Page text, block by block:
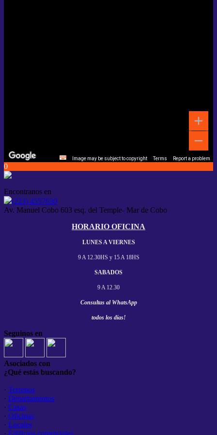
Image may be subject to copyright Terms Report a problem
0
Encontranos en
(223) 4557630
Av. Manuel Cobo 603 esq. del Temple- Mar de Cobo
HORARIO OFICINA
LUNES A VIERNES
9 A 12.30HS y 15 A 18HS
SABADOS
9 A 12.30
Consultas al WhatsApp
todos los días!
Seguinos en
Asociados con
¿Qué estás buscando?
· Terrenos
· Departamentos
· Casas
· Oficinas
· Locales
· Edificios comerciales